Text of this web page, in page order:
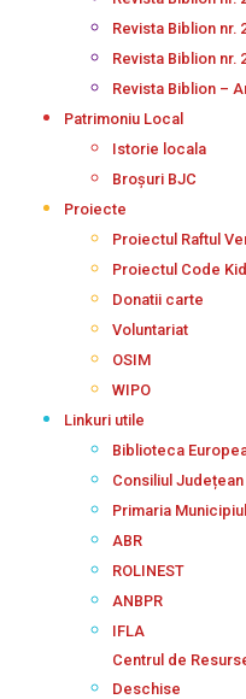
Revista Biblion nr.
Revista Biblion nr.
Revista Biblion –
Patrimoniu Local
Istorie locala
Broșuri BJC
Proiecte
Proiectul Raftul
Proiectul Code
Donatii carte
Voluntariat
OSIM
WIPO
Linkuri utile
Biblioteca
Consiliul
Primaria
ABR
ROLINEST
ANBPR
IFLA
Centrul de
Deschise